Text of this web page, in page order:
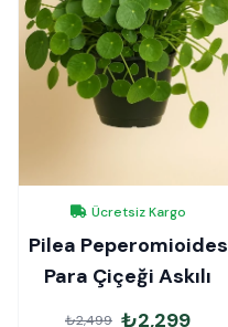
Ücretsiz Kargo
Pilea Peperomioides
Para Çiçeği Askılı
₺2,499 ₺2,299